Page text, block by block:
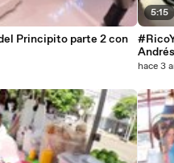
Principito parte 2 con
5:15
hace 3